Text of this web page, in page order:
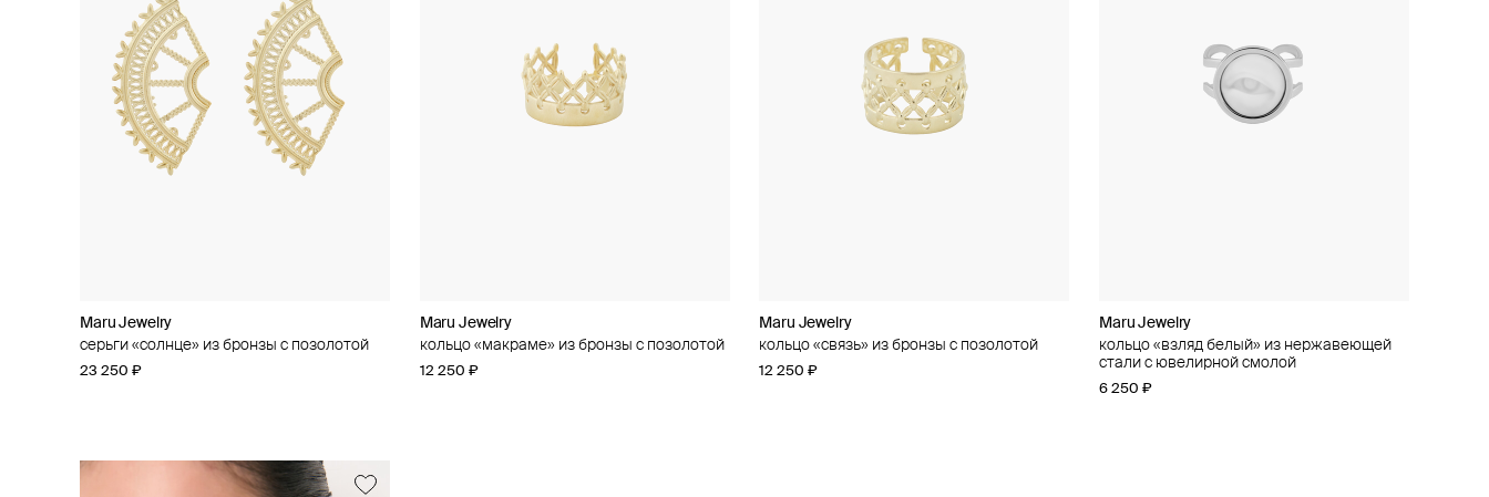
Maru Jewelry
серьги «солнце» из бронзы с позолотой
23 250 ₽
Maru Jewelry
кольцо «макраме» из бронзы с позолотой
12 250 ₽
Maru Jewelry
кольцо «связь» из бронзы с позолотой
12 250 ₽
Maru Jewelry
кольцо «взляд белый» из нержавеющей
стали с ювелирной смолой
6 250 ₽